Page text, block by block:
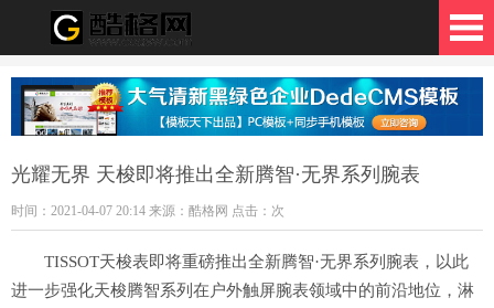
格网
光耀无界 天梭即将推出全新腾智·无界系列腕表
时间：2021-04-07 20:14 来源：酷格网 点击： 次
TISSOT天梭表即将重磅推出全新腾智·无界系列腕表，以此
进一步强化天梭腾智系列在户外触屏腕表领域中的前沿地位，淋